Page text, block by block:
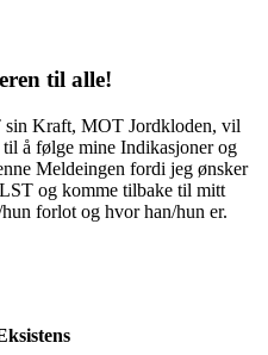
til alle!
Kraft, MOT Jordkloden, vil
å følge mine Indikasjoner og
Meldeingen fordi jeg ønsker
og komme tilbake til mitt
forlot og hvor han/hun er.